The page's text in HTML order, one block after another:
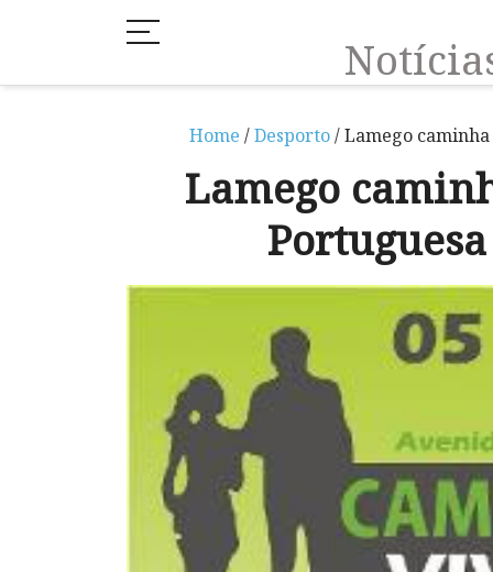
Home /Desporto/ Lamego
Lamego